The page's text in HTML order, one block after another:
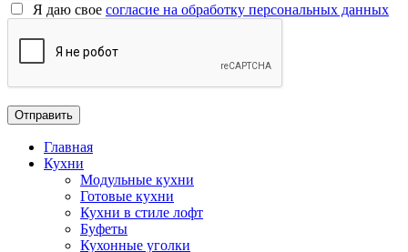
Я даю свое согласие на обработку персональных данных
Главная
Кухни
Модульные кухни
Готовые кухни
Кухни в стиле лофт
Буфеты
Кухонные уголки